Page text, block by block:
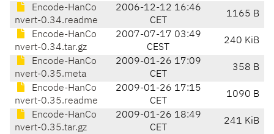
Encode-HanCo
nvert-0.34.readme
2006-12-12 16:46
CET
1165 B
Encode-HanCo
nvert-0.34.tar.gz
2007-07-17 03:49
CEST
240 KiB
Encode-HanCo
nvert-0.35.meta
2009-01-26 17:09
CET
358 B
Encode-HanCo
nvert-0.35.readme
2009-01-26 17:15
CET
1090 B
Encode-HanCo
nvert-0.35.tar.gz
2009-01-26 18:49
CET
241 KiB